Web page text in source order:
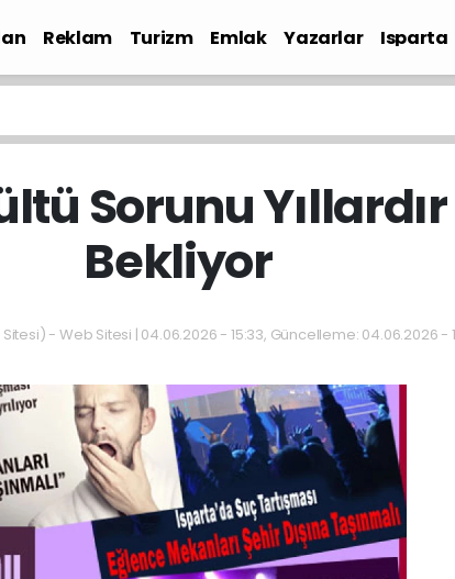
Reklam Turizm Emlak Yazarlar
Isparta
Sorunu
Bekliyor
- Web Sitesi | 04.06.2026 - 15:33, Güncelleme: 04.06.2026 -